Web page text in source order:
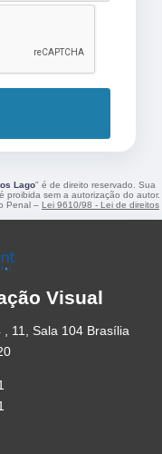
Lago" é de direito reservado. Sua
proibida sem a autorização do autor.
Penal – Lei 9610/98 - Lei de direitos
Visual
11, Sala 104 Brasília